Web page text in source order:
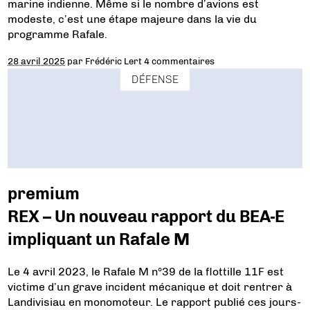
marine indienne. Même si le nombre d’avions est
modeste, c’est une étape majeure dans la vie du
programme Rafale.
28 avril 2025 par Frédéric Lert 4 commentaires
DÉFENSE
premium
REX – Un nouveau rapport du BEA-E
impliquant un Rafale M
Le 4 avril 2023, le Rafale M n°39 de la flottille 11F est
victime d’un grave incident mécanique et doit rentrer à
Landivisiau en monomoteur. Le rapport publié ces jours-